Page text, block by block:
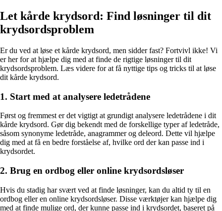
Let kårde krydsord: Find løsninger til dit
krydsordsproblem
Er du ved at løse et kårde krydsord, men sidder fast? Fortvivl ikke! Vi
er her for at hjælpe dig med at finde de rigtige løsninger til dit
krydsordsproblem. Læs videre for at få nyttige tips og tricks til at løse
dit kårde krydsord.
1. Start med at analysere ledetrådene
Først og fremmest er det vigtigt at grundigt analysere ledetrådene i dit
kårde krydsord. Gør dig bekendt med de forskellige typer af ledetråde,
såsom synonyme ledetråde, anagrammer og deleord. Dette vil hjælpe
dig med at få en bedre forståelse af, hvilke ord der kan passe ind i
krydsordet.
2. Brug en ordbog eller online krydsordsløser
Hvis du stadig har svært ved at finde løsninger, kan du altid ty til en
ordbog eller en online krydsordsløser. Disse værktøjer kan hjælpe dig
med at finde mulige ord, der kunne passe ind i krydsordet, baseret på